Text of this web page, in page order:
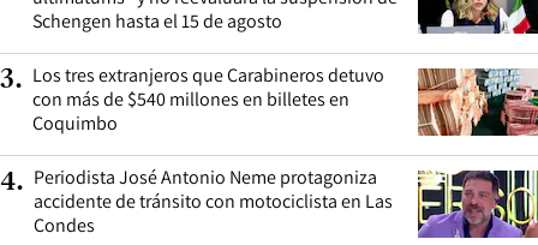
Schengen hasta el 15 de agosto
3. Los tres extranjeros que Carabineros detuvo
con más de $540 millones en billetes en
Coquimbo
4. Periodista José Antonio Neme protagoniza
accidente de tránsito con motociclista en Las
Condes